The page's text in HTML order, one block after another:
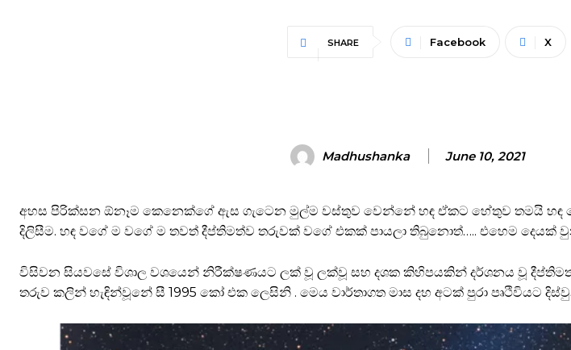
SHARE Facebook X
Madhushanka June 10, 2021
අහස පිරික්සන ඕනෑම කෙනෙක්ගේ ඇස ගැටෙන මුල්ම වස්තුව වෙන්නේ හඳ ඒකට හේතුව තමයි හඳ
දිලිසීම. හඳ වගේ ම වගේ ම තවත් දීප්තිමත්ව තරුවක් වගේ එකක් පායලා තිබුනොත්….. එහෙම දෙයක්
විසිවන සියවසේ විශාල වශයෙන් නිරීක්ෂණයට ලක් වූ ලක්වූ සහ දශක කිහිපයකින් දර්ශනය වූ
තරුව කලින් හැඳින්වූනේ සී 1995 කෝ එක ලෙසිනි . මෙය වාර්තාගත මාස දහ අටක් පුරා පෘථිවියට